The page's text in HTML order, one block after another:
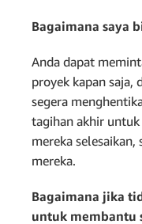
Bagaimana saya
Anda dapat
proyek kapan saja,
segera
tagihan akhir
mereka selesaikan,
mereka.
Bagaimana jika
untuk membantu